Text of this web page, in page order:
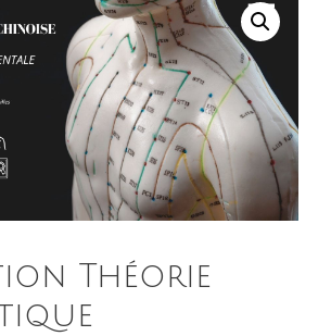
Théorie